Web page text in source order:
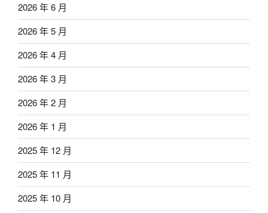
2026 年 6 月
2026 年 5 月
2026 年 4 月
2026 年 3 月
2026 年 2 月
2026 年 1 月
2025 年 12 月
2025 年 11 月
2025 年 10 月